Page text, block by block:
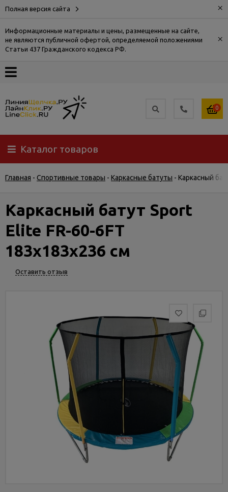
Полная версия сайта ×
Информационные материалы и цены, размещенные на сайте,
не являются публичной офертой, определяемой положениями
Статьи 437 Гражданского кодекса РФ.
×
О
Доставка
Самовывоз
Гарантия
Услуги
и
сервис
0
Каталог товаров
Главная - Спортивные товары - Каркасные батуты - Каркасный
Каркасный батут Sport
Elite FR-60-6FT
183х183х236 см
Оставить отзыв